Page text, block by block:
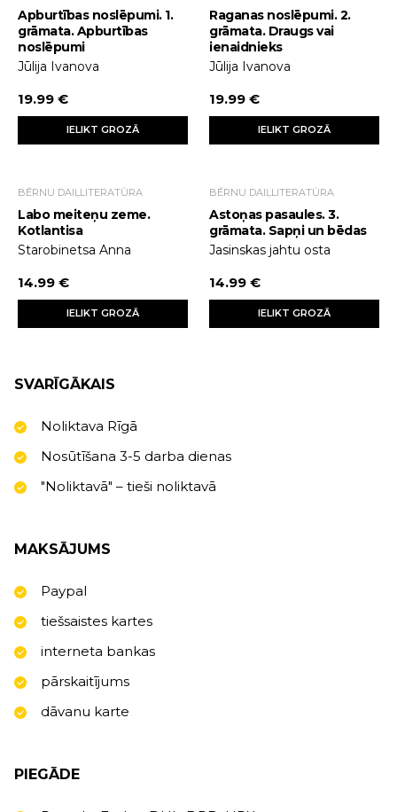
Apburtības noslēpumi. 1.
grāmata. Apburtības
noslēpumi
Jūlija Ivanova
19.99 €
IELIKT GROZĀ
Raganas noslēpumi. 2.
grāmata. Draugs vai
ienaidnieks
Jūlija Ivanova
19.99 €
IELIKT GROZĀ
BĒRNU DAIĻLITERATŪRA
Labo meiteņu zeme.
Kotlantisa
Starobinetsa Anna
14.99 €
IELIKT GROZĀ
BĒRNU DAIĻLITERATŪRA
Astoņas pasaules. 3.
grāmata. Sapņi un bēdas
Jasinskas jahtu osta
14.99 €
IELIKT GROZĀ
SVARĪGĀKAIS
Noliktava Rīgā
Nosūtīšana 3-5 darba dienas
"Noliktavā" – tieši noliktavā
MAKSĀJUMS
Paypal
tiešsaistes kartes
interneta bankas
pārskaitījums
dāvanu karte
PIEGĀDE